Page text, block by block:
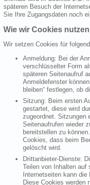
späteren Besuch der
Sie Ihre Zugangsdaten noch
Wie wir Cookies nutzen
Wir setzen Cookies für
Anmeldung: Bei der
verschlüsselter Form
späteren Seitenaufruf
Anmeldefenster
bleiben“ festlegen, ob
Sitzung: Beim ersten
gestartet, diese wird
zugeordnet. Sitzungen
Seitenaufrufen wieder
bereitstellen zu
Cookies, dass beim
gelöscht wird.
Drittanbieter-Dienste:
Teilen von Inhalten auf
Internetseiten kann
Diese Cookies werden